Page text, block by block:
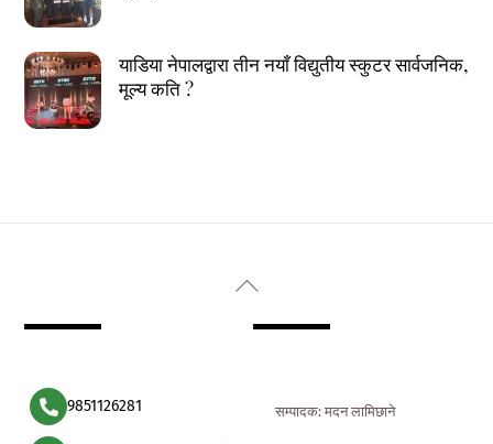
याडिया नेपालद्वारा तीन नयाँ विद्युतीय स्कुटर सार्वजनिक,
मूल्य कति ?
Back
9851126281 सम्पादक: मदन लामिछाने